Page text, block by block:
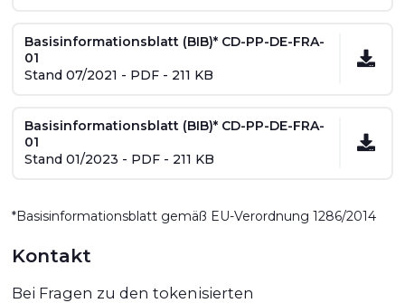
Basisinformationsblatt (BIB)* CD-PP-DE-FRA-
01
Stand 07/2021 - PDF - 211 KB
Basisinformationsblatt (BIB)* CD-PP-DE-FRA-
01
Stand 01/2023 - PDF - 211 KB
*Basisinformationsblatt gemäß EU-Verordnung 1286/2014
Kontakt
Bei Fragen zu den tokenisierten